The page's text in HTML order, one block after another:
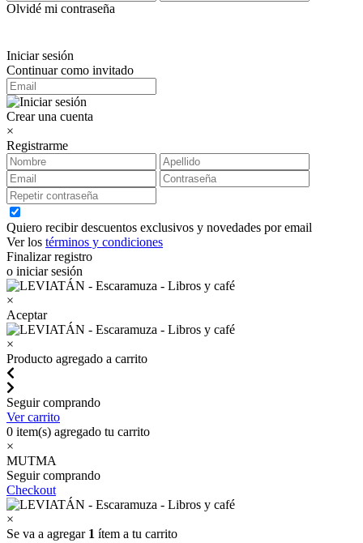
Olvidé mi contraseña
Iniciar sesión
Continuar como invitado
Crear una cuenta
×
Registrarme
Quiero recibir descuentos exclusivos y novedades por email
Ver los términos y condiciones
Finalizar registro
o iniciar sesión
×
Aceptar
×
Producto agregado a carrito
Seguir comprando
Ver carrito
0 item(s) agregado tu carrito
×
MUTMA
Seguir comprando
Checkout
×
Se va a agregar 1 ítem a tu carrito